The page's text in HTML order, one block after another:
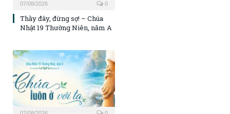
07/08/2026 0
Thầy đây, đừng sợ! – Chúa
Nhật 19 Thường Niên, năm A
07/08/2026 0